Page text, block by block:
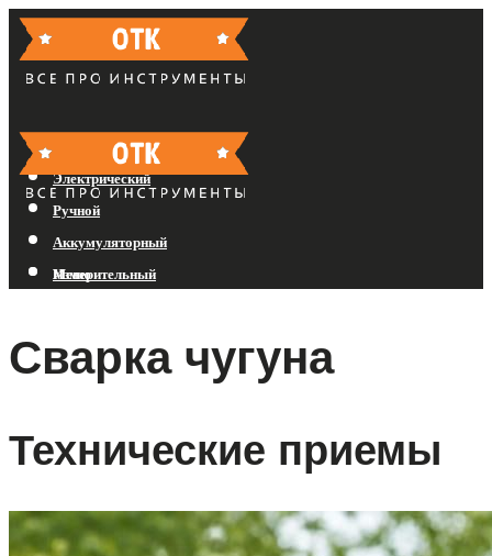
Бензиновый
Электрический
Ручной
Аккумуляторный
Измерительный
Меню
Сварка чугуна
Технические приемы